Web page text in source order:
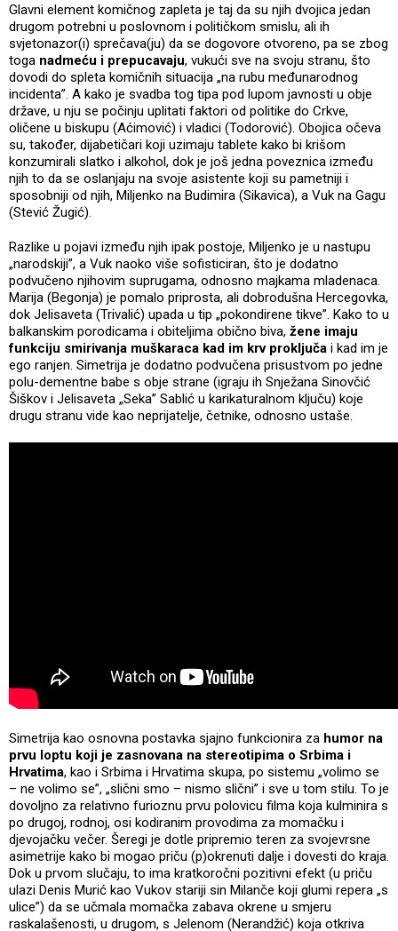
Glavni element komičnog zapleta je taj da su njih dvojica jedan
drugom potrebni u poslovnom i političkom smislu, ali ih
svjetonazor(i) sprečava(ju) da se dogovore otvoreno, pa se zbog
toga nadmeću i prepucavaju, vukući sve na svoju stranu, što
dovodi do spleta komičnih situacija „na rubu međunarodnog
incidenta”. A kako je svadba tog tipa pod lupom javnosti u obje
države, u nju se počinju uplitati faktori od politike do Crkve,
oličene u biskupu (Aćimović) i vladici (Todorović). Obojica očeva
su, također, dijabetičari koji uzimaju tablete kako bi krišom
konzumirali slatko i alkohol, dok je još jedna poveznica između
njih to da se oslanjaju na svoje asistente koji su pametniji i
sposobniji od njih, Miljenko na Budimira (Sikavica), a Vuk na Gagu
(Stević Žugić).
Razlike u pojavi između njih ipak postoje, Miljenko je u nastupu
„narodskiji”, a Vuk naoko više sofisticiran, što je dodatno
podvučeno njihovim suprugama, odnosno majkama mladenaca.
Marija (Begonja) je pomalo priprosta, ali dobrodušna Hercegovka,
dok Jelisaveta (Trivalić) upada u tip „pokondirene tikve”. Kako to u
balkanskim porodicama i obiteljima obično biva, žene imaju
funkciju smirivanja muškaraca kad im krv proključa i kad im je
ego ranjen. Simetrija je dodatno podvučena prisustvom po jedne
polu-dementne babe s obje strane (igraju ih Snježana Sinovčić
Šiškov i Jelisaveta „Seka” Sablić u karikaturalnom ključu) koje
drugu stranu vide kao neprijatelje, četnike, odnosno ustaše.
Simetrija kao osnovna postavka sjajno funkcionira za humor na
prvu loptu koji je zasnovana na stereotipima o Srbima i
Hrvatima, kao i Srbima i Hrvatima skupa, po sistemu „volimo se
– ne volimo se”, „slični smo – nismo slični” i sve u tom stilu. To je
dovoljno za relativno furioznu prvu polovicu filma koja kulminira s
po drugoj, rodnoj, osi kodiranim provodima za momačku i
djevojačku večer. Šeregi je dotle pripremio teren za svojevrsne
asimetrije kako bi mogao priču (p)okrenuti dalje i dovesti do kraja.
Dok u prvom slučaju, to ima kratkoročni pozitivni efekt (u priču
ulazi Denis Murić kao Vukov stariji sin Milanče koji glumi repera „s
ulice”) da se učmala momačka zabava okrene u smjeru
raskalašenosti, u drugom, s Jelenom (Nerandžić) koja otkriva